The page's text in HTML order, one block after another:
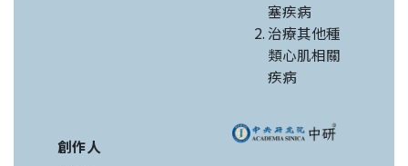
塞疾病
治療其他種
類心肌相關
疾病
創作人